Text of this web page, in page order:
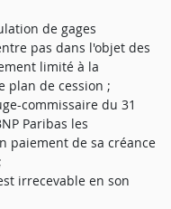
de gages
pas dans l'objet des
limité à la
plan de cession ;
commissaire du 31
Paribas les
paiement de sa créance
irrecevable en son